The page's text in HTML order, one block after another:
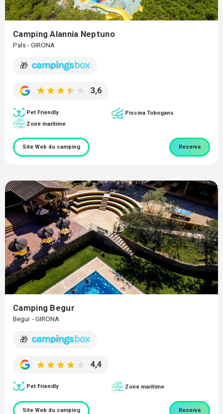
Camping Alannia Neptuno
Pals - GIRONA
🎁
3,6
Pet Friendly
Piscina Tobogans
Zone maritime
Site Web du camping Reserva
Camping Begur
Begur - GIRONA
🎁
4,4
Pet Friendly Zone maritime
Site Web du camping Reserva